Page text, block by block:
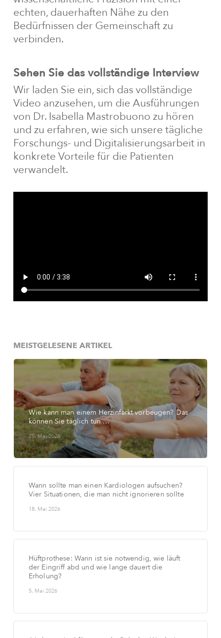
echten, dauerhaften Nähe zu den
Bedürfnissen der Gemeinschaft zu
verbinden.
Sehen Sie das vollständige Interview
Wir laden Sie ein, sich das vollständige
Video anzusehen, um die Ausführungen
von Dr. Isabella Mastrobuono zu hören
und zu erfahren, wie sich unsere tägliche
Forschungs- und Digitalisierungsarbeit in
konkrete Vorteile für die Patienten
verwandelt.
MEISTGELESENE ARTIKEL
Wie kann man einem Herzinfarkt vorbeugen? Das
können Sie täglich tun …
25. Mai 2026
Wann sollte man einen Kardiologen aufsuchen?
Vier Situationen, die man nicht ignorieren sollte
18. Mai 2026
Hüftprothese: Wann ist sie notwendig, wie läuft
der Eingriff abd und wie lange dauert die
Erholung?
5. Mai 2026